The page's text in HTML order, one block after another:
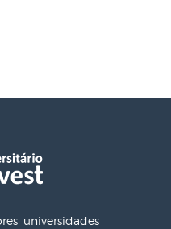
universidades